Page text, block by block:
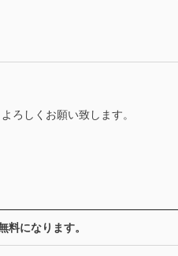
ろしくお願い致します。
になります。